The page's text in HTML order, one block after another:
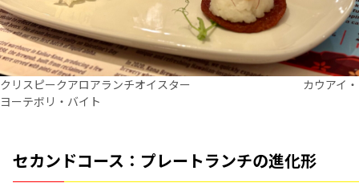
クリスピークアロアランチオイスター カウアイ・
ヨーテボリ・バイト
セカンドコース：プレートランチの進化形